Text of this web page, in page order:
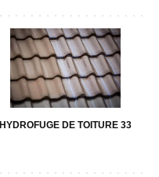
HYDROFUGE DE TOITURE 33